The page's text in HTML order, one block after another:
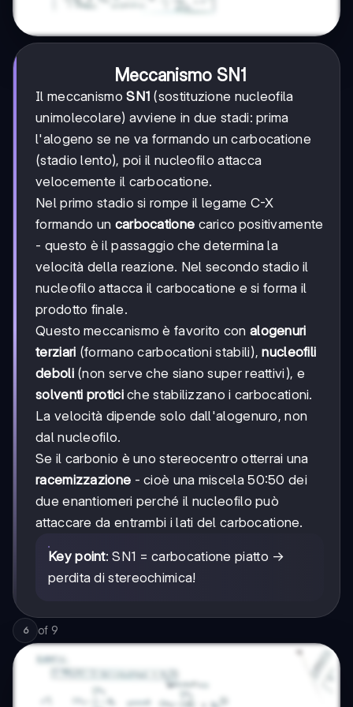
Meccanismo SN1
Il meccanismoSN1 (sostituzione nucleofila
unimolecolare) avviene in due stadi: prima
l'alogeno se ne va formando un carbocatione
(stadio lento), poi il nucleofilo attacca
velocemente il carbocatione.
Nel primo stadio si rompe il legame C-X
formando un carbocatione carico positivamente
- questo è il passaggio che determina la
velocità della reazione. Nel secondo stadio il
nucleofilo attacca il carbocatione e si forma il
prodotto finale.
Questo meccanismo è favorito con alogenuri
terziari (formano carbocationi stabili),nucleofili
deboli(non serve che siano super reattivi), e
solventi proticiche stabilizzano i carbocationi.
La velocità dipende solo dall'alogenuro, non
dal nucleofilo.
Se il carbonio è uno stereocentro otterrai una
racemizzazione - cioè una miscela 50:50 dei
due enantiomeri perché il nucleofilo può
attaccare da entrambi i lati del carbocatione.
Key point: SN1 = carbocatione piatto →
perdita di stereochimica!
6 of 9